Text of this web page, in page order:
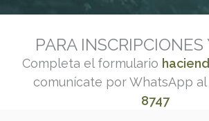
PARA INSCRIPCIONES
Completa el formulario
comunícate por WhatsApp al
8747